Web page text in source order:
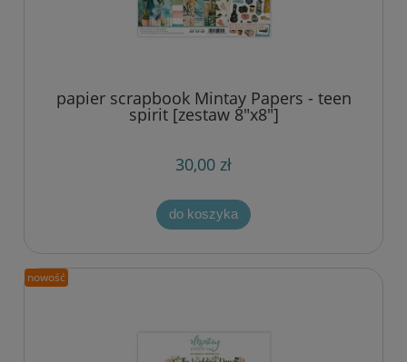
papier scrapbook Mintay Papers - teen
spirit [zestaw 8"x8"]
30,00 zł
do koszyka
nowość